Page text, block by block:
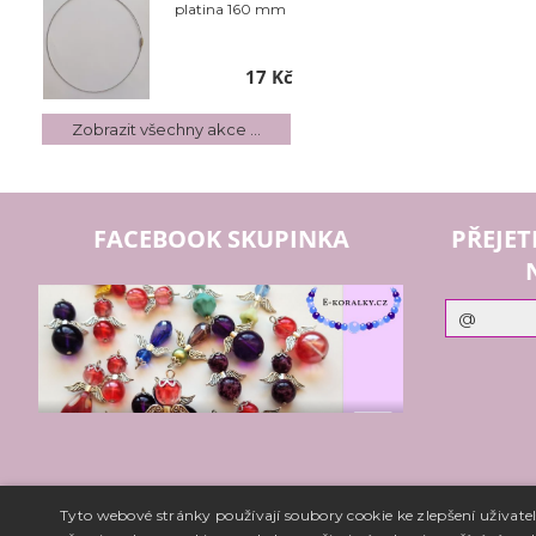
platina 160 mm
17 Kč
Zobrazit všechny akce ...
FACEBOOK SKUPINKA
Copyright ©
Tyto webové stránky používají soubory cookie ke zlepšení